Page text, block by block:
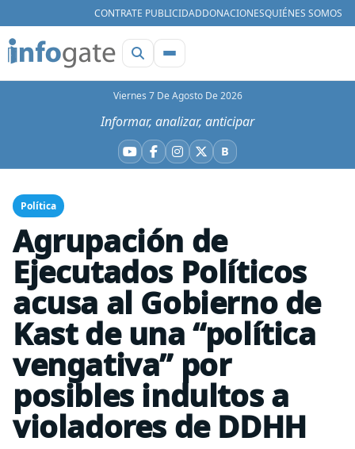
CONTRATE PUBLICIDADDONACIONESQUIÉNES SOMOS
Viernes 7 De Agosto De 2026
Informar, analizar, anticipar
YouTube
Facebook
Instagram
X BBluesky
Política
Agrupación de
Ejecutados Políticos
acusa al Gobierno de
Kast de una “política
vengativa” por
posibles indultos a
violadores de DDHH